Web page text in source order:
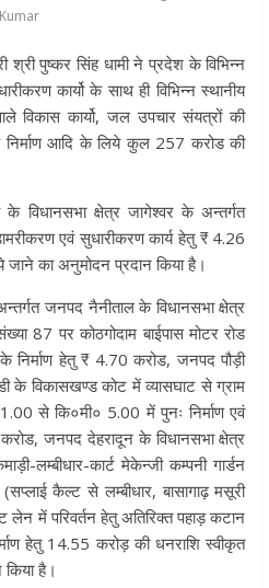
श्री पुष्कर सिंह धामी ने प्रदेश के विभिन्न
कार्यो के साथ ही विभिन्न स्थानीय
विकास कार्यो, जल उपचार संयत्रों की
निर्माण आदि के लिये कुल 257 करोड की
विधानसभा क्षेत्र जागेश्वर के अन्तर्गत
एवं सुधारीकरण कार्य हेतु ₹ 4.26
जाने का अनुमोदन प्रदान किया है।
जनपद नैनीताल के विधानसभा क्षेत्र
87 पर कोठगोदाम बाईपास मोटर रोड
निर्माण हेतु ₹ 4.70 करोड, जनपद पौड़ी
के विकासखण्ड कोट में व्यासघाट से ग्राम
से कि०मी० 5.00 में पुनः निर्माण एवं
जनपद देहरादून के विधानसभा क्षेत्र
लम्बीधार-कार्ट मेकेन्जी कम्पनी गार्डन
कैल्ट से लम्बीधार, बासागाढ़ मसूरी
में परिवर्तन हेतु अतिरिक्त पहाड़ कटान
हेतु 14.55 करोड़ की धनराशि स्वीकृत
है।